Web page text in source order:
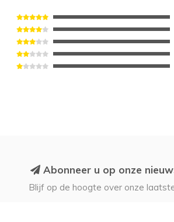
Abonneer u op onze
Blijf op de hoogte over onze